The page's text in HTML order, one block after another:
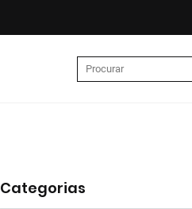
Categorias